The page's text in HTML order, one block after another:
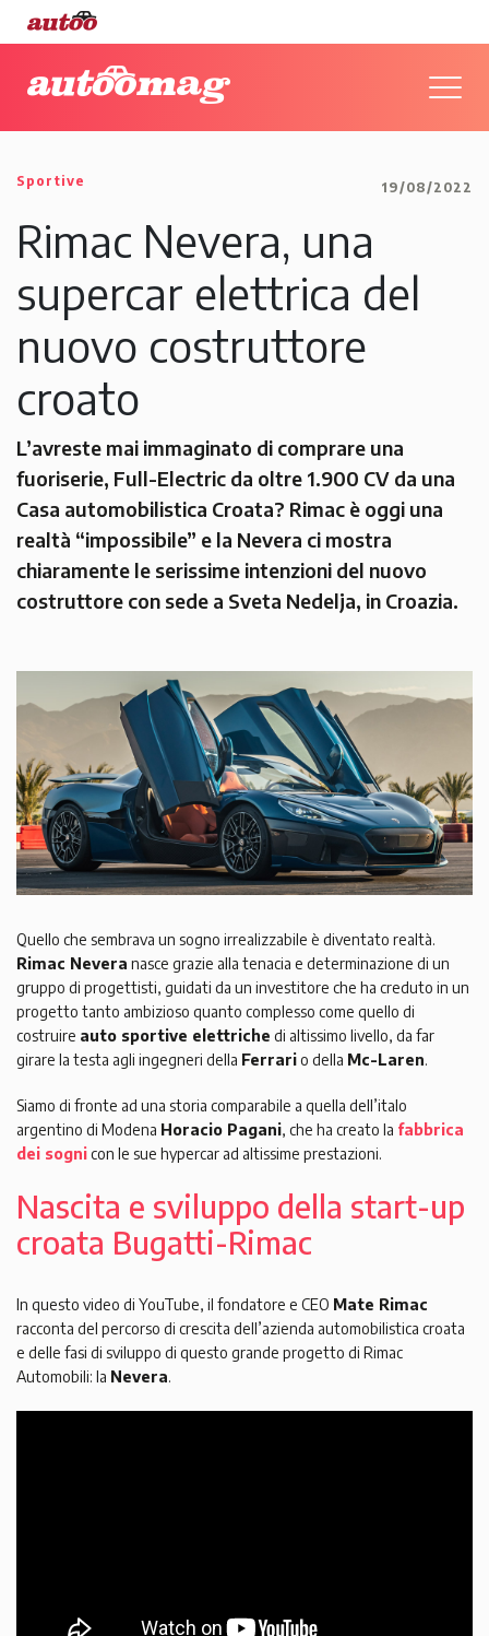
Sportive 19/08/2022
Rimac Nevera, una
supercar elettrica del
nuovo costruttore
croato
L’avreste mai immaginato di comprare una
fuoriserie, Full-Electric da oltre 1.900 CV da una
Casa automobilistica Croata? Rimac è oggi una
realtà “impossibile” e la Nevera ci mostra
chiaramente le serissime intenzioni del nuovo
costruttore con sede a Sveta Nedelja, in Croazia.
Quello che sembrava un sogno irrealizzabile è diventato realtà.
Rimac Nevera nasce grazie alla tenacia e determinazione di un
gruppo di progettisti, guidati da un investitore che ha creduto in un
progetto tanto ambizioso quanto complesso come quello di
costruire auto sportive elettriche di altissimo livello, da far
girare la testa agli ingegneri della Ferrario della Mc-Laren.
Siamo di fronte ad una storia comparabile a quella dell’italo
argentino di Modena Horacio Pagani, che ha creato la fabbrica
dei sognicon le sue hypercar ad altissime prestazioni.
Nascita e sviluppo della start-up
croata Bugatti-Rimac
In questo video di YouTube, il fondatore e CEO Mate Rimac
racconta del percorso di crescita dell’azienda automobilistica croata
e delle fasi di sviluppo di questo grande progetto di Rimac
Automobili: la Nevera.